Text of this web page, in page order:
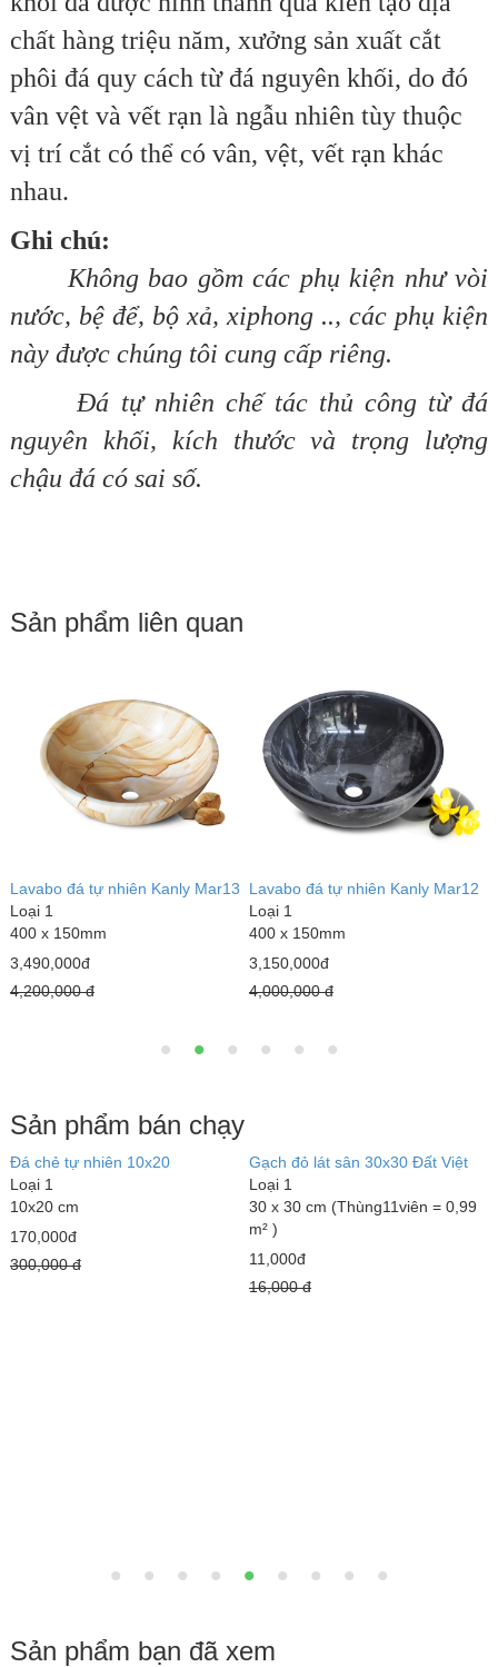
chất hàng triệu năm, xưởng sản xuất cắt
phôi đá quy cách từ đá nguyên khối, do đó
vân vệt và vết rạn là ngẫu nhiên tùy thuộc
vị trí cắt có thể có vân, vệt, vết rạn khác
nhau.
Ghi chú:
Không bao gồm các phụ kiện như vòi
nước, bệ để, bộ xả, xiphong .., các phụ kiện
này được chúng tôi cung cấp riêng.
Ðá tự nhiên chế tác thủ công từ đá
nguyên khối, kích thước và trọng lượng
chậu đá có sai số.
Sản phẩm liên quan
Lavabo đá tự nhiên Kanly Mar13
Loại 1
400 x 150mm
3,490,000đ
4,200,000 đ
Lavabo đá tự nhiên Kanly Mar12
Loại 1
400 x 150mm
3,150,000đ
4,000,000 đ
Sản phẩm bán chạy
Đá chẻ tự nhiên 10x20
Loại 1
10x20 cm
170,000đ
300,000 đ
Gạch đỏ lát sân 30x30 Đất Việt
Loại 1
30 x 30 cm (Thùng11viên = 0,99
m² )
11,000đ
16,000 đ
Sản phẩm bạn đã xem